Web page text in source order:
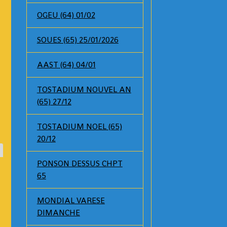
OGEU (64) 01/02
SOUES (65) 25/01/2026
AAST (64) 04/01
TOSTADIUM NOUVEL AN
(65) 27/12
TOSTADIUM NOEL (65)
20/12
PONSON DESSUS CHPT
65
MONDIAL VARESE
DIMANCHE